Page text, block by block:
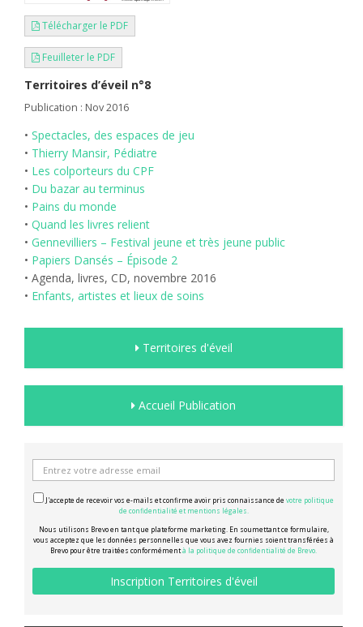
Télécharger le PDF
Feuilleter le PDF
Territoires d’éveil n°8
Publication : Nov 2016
• Spectacles, des espaces de jeu
• Thierry Mansir, Pédiatre
• Les colporteurs du CPF
• Du bazar au terminus
• Pains du monde
• Quand les livres relient
• Gennevilliers – Festival jeune et très jeune public
• Papiers Dansés – Épisode 2
• Agenda, livres, CD, novembre 2016
• Enfants, artistes et lieux de soins
Territoires d'éveil
Accueil Publication
J'accepte de recevoir vos e-mails et confirme avoir pris connaissance de votre politique
de confidentialité et mentions légales.
Nous utilisons Brevo en tant que plateforme marketing. En soumettant ce formulaire,
vous acceptez que les données personnelles que vous avez fournies soient transférées à
Brevo pour être traitées conformémentà la politique de confidentialité de Brevo.